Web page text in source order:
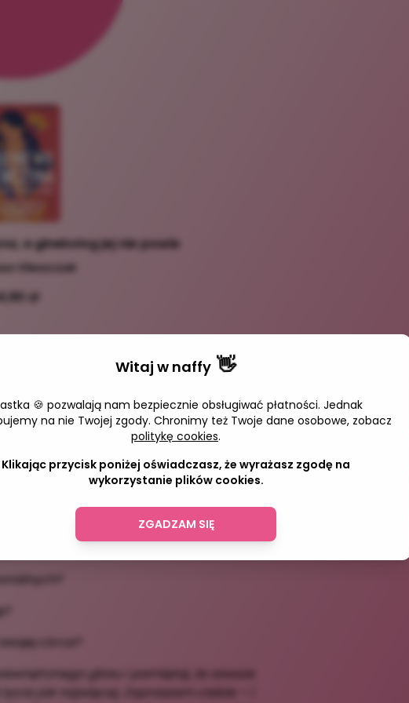
a ginekolog jej nie powie
Oleszczuk
zł
doświadczeniem i autor
dzieje się z ciałem, hormonami i
życia.
dobrostan?
u ginekologa oraz jakie badania należy
córce?
głosu i pamiętaj, że zawsze
jak najwięcej. Zapraszam ciebie – i
Adres e-mail
Witaj w naffy 👋
🍪 pozwalają nam bezpiecznie obsługiwać płatności. Jednak
na nie Twojej zgody. Chronimy też Twoje dane osobowe, zobacz
politykę cookies.
Klikając przycisk poniżej oświadczasz, że wyrażasz zgodę na
wykorzystanie plików cookies.
ZGADZAM SIĘ